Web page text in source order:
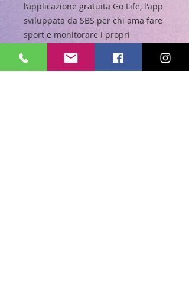
l’applicazione gratuita Go Life, l'app
sviluppata da SBS per chi ama fare
sport e monitorare i propri
Scaricabilegratuitamente
da Appl